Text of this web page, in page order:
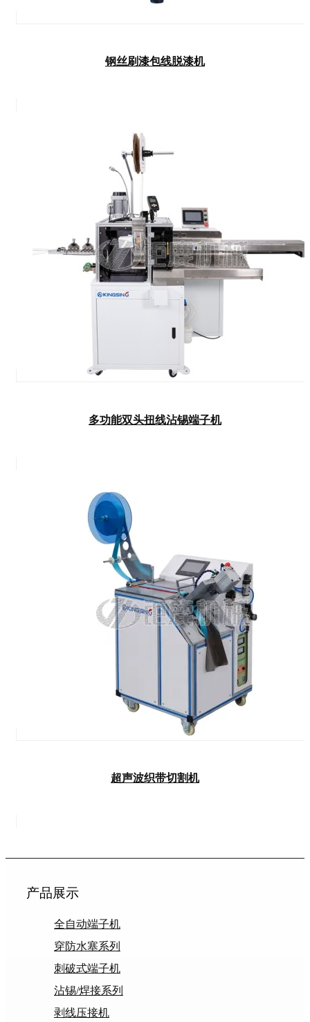
钢丝刷漆包线脱漆机
多功能双头扭线沾锡端子机
超声波织带切割机
产品展示
全自动端子机
穿防水塞系列
刺破式端子机
沾锡/焊接系列
剥线压接机